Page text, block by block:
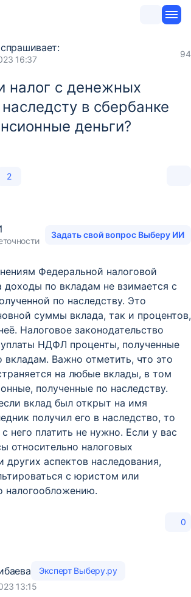
спрашивает:
16:37
94
налог с денежных
в сбербанке
деньги?
2
Задать свой вопрос Выберу ИИ
Федеральной налоговой
доходы по вкладам не взимается с
по наследству. Это
суммы вклада, так и процентов,
Налоговое законодательство
НДФЛ проценты, полученные
вкладам. Важно отметить, что это
на любые вклады, в том
полученные по наследству.
вклад был открыт на имя
получил его в наследство, то
него платить не нужно. Если у вас
относительно налоговых
других аспектов наследования,
с юристом или
налогообложению.
0
Эксперт Выберу.ру
13:15